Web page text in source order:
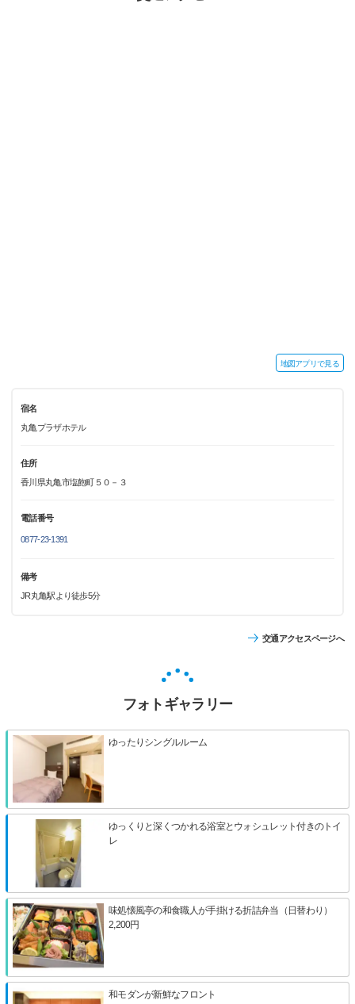
地図アプリで見る
宿名
丸亀プラザホテル
住所
香川県丸亀市塩飽町５０－３
電話番号
0877-23-1391
備考
JR丸亀駅より徒歩5分
交通アクセスページへ
フォトギャラリー
ゆったりシングルルーム
ゆっくりと深くつかれる浴室とウォシュレット付きのトイ
レ
味処懐風亭の和食職人が手掛ける折詰弁当（日替わり）
2,200円
和モダンが新鮮なフロント